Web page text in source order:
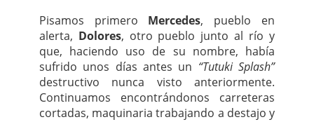
Pisamos primero Mercedes, pueblo en
alerta, Dolores, otro pueblo junto al río y
que, haciendo uso de su nombre, había
sufrido unos días antes un “Tutuki Splash”
destructivo nunca visto anteriormente.
Continuamos encontrándonos carreteras
cortadas, maquinaria trabajando a destajo y